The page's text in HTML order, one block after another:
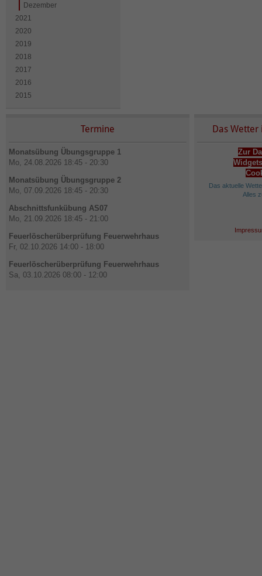
Dezember
2021
2020
2019
2018
2017
2016
2015
Termine
Monatsübung Übungsgruppe 1
Mo, 24.08.2026 18:45 - 20:30
Monatsübung Übungsgruppe 2
Mo, 07.09.2026 18:45 - 20:30
Abschnittsfunkübung AS07
Mo, 21.09.2026 18:45 - 21:00
Feuerlöscherüberprüfung Feuerwehrhaus
Fr, 02.10.2026 14:00 - 18:00
Feuerlöscherüberprüfung Feuerwehrhaus
Sa, 03.10.2026 08:00 - 12:00
Das Wetter
Zur
Das aktuelle
Alles